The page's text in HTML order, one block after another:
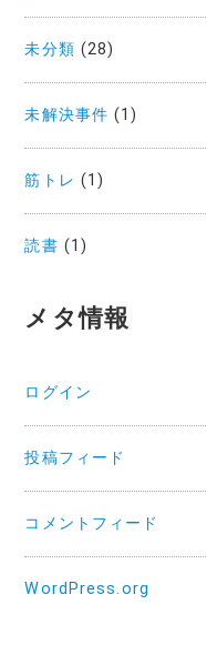
未分類 (28)
未解決事件 (1)
筋トレ (1)
読書 (1)
メタ情報
ログイン
投稿フィード
コメントフィード
WordPress.org